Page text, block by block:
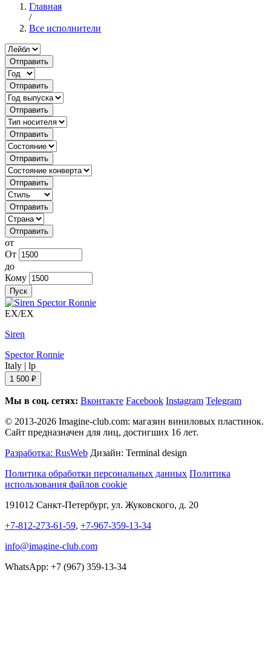
Главная
/
Все исполнители
Отправить
Отправить
Отправить
Отправить
Отправить
Отправить
Отправить
Отправить
от
От
до
Кому
Пуск
EX/EX
Siren
Spector Ronnie
Italy | lp
1 500 ₽
Мы в соц. сетях: Вконтакте Facebook Instagram Telegram
© 2013-2026 Imagine-club.com: магазин виниловых пластинок.
Сайт предназначен для лиц, достигших 16 лет.
Разработка: RusWeb Дизайн: Terminal design
Политика обработки персональных данных Политика
использования файлов cookie
191012 Санкт-Петербург, ул. Жуковского, д. 20
+7-812-273-61-59, +7-967-359-13-34
info@imagine-club.com
WhatsApp: +7 (967) 359-13-34